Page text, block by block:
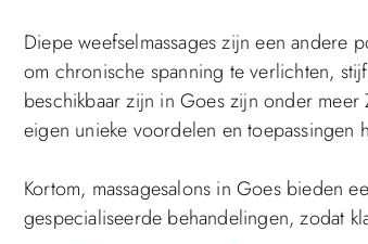
Diepe weefselmassages zijn een
om chronische spanning te verlichten,
beschikbaar zijn in Goes zijn onder meer
eigen unieke voordelen en toepassingen
Kortom, massagesalons in Goes bieden
gespecialiseerde behandelingen, zodat